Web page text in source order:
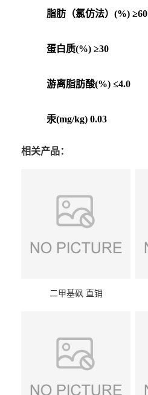
脂肪（氯仿法）(%) ≥60
蛋白质(%) ≥30
游离脂肪酸(%) ≤4.0
汞(mg/kg) 0.03
相关产品：
二甲基砜 直销